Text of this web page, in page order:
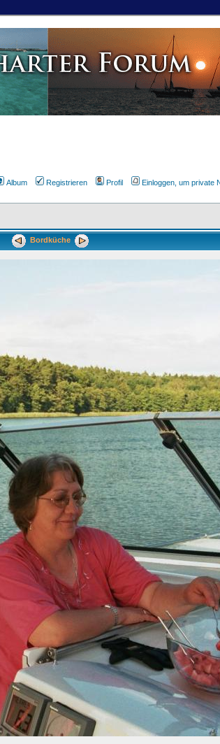
Album Registrieren Profil Einloggen, um private
Bordküche